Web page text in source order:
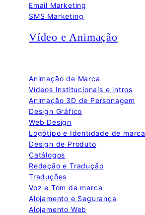
Email Marketing
SMS Marketing
Vídeo e Animação
Animação de Marca
Vídeos Institucionais e intros
Animação 3D de Personagem
Design Gráfico
Web Design
Logótipo e Identidade de marca
Design de Produto
Catálogos
Redação e Tradução
Traduções
Voz e Tom da marca
Alojamento e Segurança
Alojamento Web